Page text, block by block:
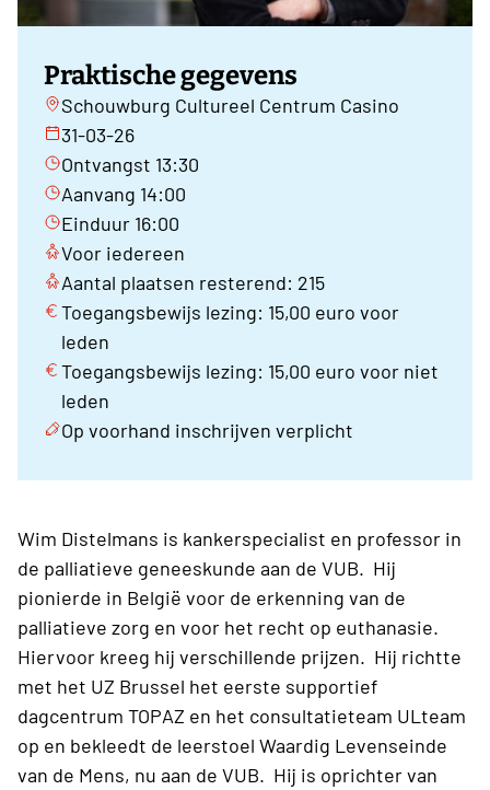
Praktische gegevens
Schouwburg Cultureel Centrum Casino
31-03-26
Ontvangst 13:30
Aanvang 14:00
Einduur 16:00
Voor iedereen
Aantal plaatsen resterend: 215
Toegangsbewijs lezing: 15,00 euro voor
leden
Toegangsbewijs lezing: 15,00 euro voor niet
leden
Op voorhand inschrijven verplicht
Wim Distelmans is kankerspecialist en professor in
de palliatieve geneeskunde aan de VUB. Hij
pionierde in België voor de erkenning van de
palliatieve zorg en voor het recht op euthanasie.
Hiervoor kreeg hij verschillende prijzen. Hij richtte
met het UZ Brussel het eerste supportief
dagcentrum TOPAZ en het consultatieteam ULteam
op en bekleedt de leerstoel Waardig Levenseinde
van de Mens, nu aan de VUB. Hij is oprichter van